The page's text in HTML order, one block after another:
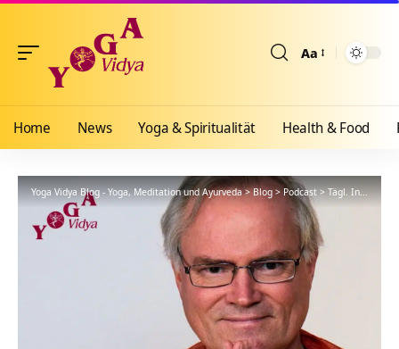
Aa
Home News Yoga & Spiritualität Health & Food
Yoga Vidya Blog - Yoga, Meditation und Ayurveda>Blog>Podcast>Tägl. Inspiration